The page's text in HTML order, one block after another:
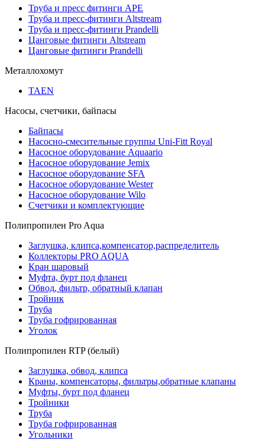
Труба и пресс фитинги APE
Труба и пресс-фитинги Altstream
Труба и пресс-фитинги Prandelli
Цанговые фитинги Altstream
Цанговые фитинги Prandelli
Металлохомут
TAEN
Насосы, счетчики, байпасы
Байпасы
Насосно-смесительные группы Uni-Fitt Royal
Насосное оборудование Aquaario
Насосное оборудование Jemix
Насосное оборудование SFA
Насосное оборудование Wester
Насосное оборудование Wilo
Счетчики и комплектующие
Полипропилен Pro Aqua
Заглушка, клипса,компенсатор,распределитель
Коллекторы PRO AQUA
Кран шаровый
Муфта, бурт под фланец
Обвод, фильтр, обратный клапан
Тройник
Труба
Труба гофрированная
Уголок
Полипропилен RTP (белый)
Заглушка, обвод, клипса
Краны, компенсаторы, фильтры,обратные клапаны
Муфты, бурт под фланец
Тройники
Труба
Труба гофрированная
Угольники